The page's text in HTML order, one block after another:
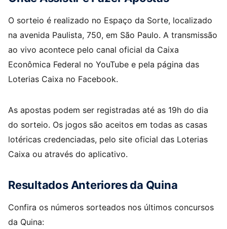
O sorteio é realizado no Espaço da Sorte, localizado
na avenida Paulista, 750, em São Paulo. A transmissão
ao vivo acontece pelo canal oficial da Caixa
Econômica Federal no YouTube e pela página das
Loterias Caixa no Facebook.
As apostas podem ser registradas até as 19h do dia
do sorteio. Os jogos são aceitos em todas as casas
lotéricas credenciadas, pelo site oficial das Loterias
Caixa ou através do aplicativo.
Resultados Anteriores da Quina
Confira os números sorteados nos últimos concursos
da Quina: